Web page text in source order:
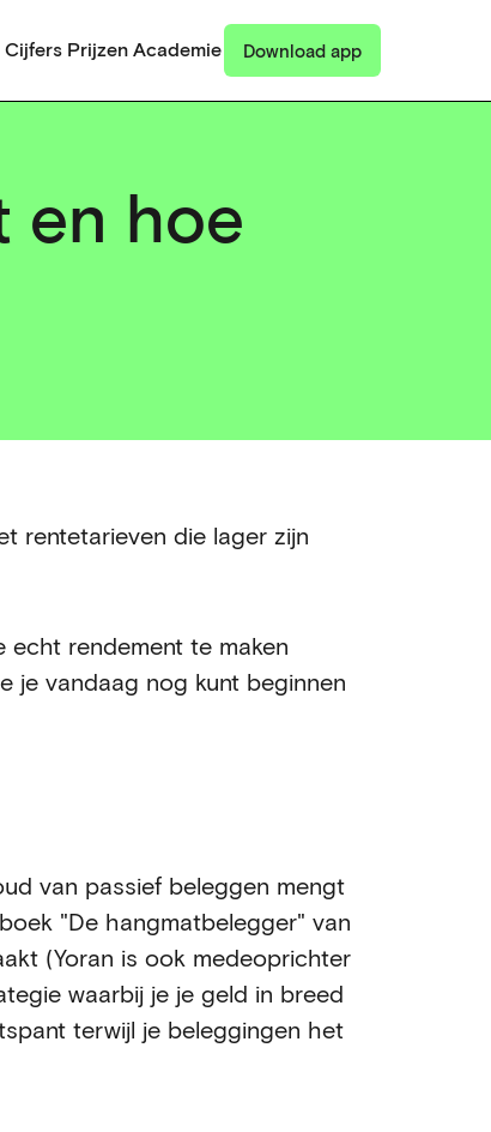
Cijfers Prijzen Academie Download app
en hoe
rentetarieven die lager zijn
echt rendement te maken
je vandaag nog kunt beginnen
van passief beleggen mengt
"De hangmatbelegger" van
(Yoran is ook medeoprichter
waarbij je je geld in breed
terwijl je beleggingen het